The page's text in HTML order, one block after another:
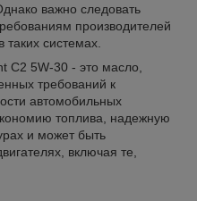
важно следовать
производителей
системах.
C2 5W-30 - это масло,
требований к
автомобильных
топлива, надежную
и может быть
включая те,